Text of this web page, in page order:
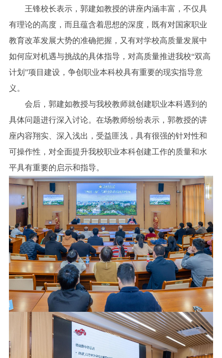
王锋校长表示，郭建如教授的讲座内涵丰富，不仅具
有理论的高度，而且蕴含着思想的深度，既有对国家职业
教育改革发展大势的准确把握，又有对学校高质量发展中
如何应对机遇与挑战的具体指导，对高质量推进我校“双高
计划”项目建设，争创职业本科校具有重要的现实指导意
义。
会后，郭建如教授与我校教师就创建职业本科遇到的
具体问题进行深入讨论。在场教师纷纷表示，郭教授的讲
座内容翔实、深入浅出，受益匪浅，具有很强的针对性和
可操作性，对全面提升我校职业本科创建工作的质量和水
平具有重要的启示和指导。